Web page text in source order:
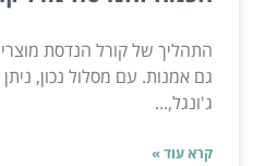
התהליך של קורל הנדסת
גם אמנות. עם מסלול נכון,
ג'ונגל,...
קרא עוד »